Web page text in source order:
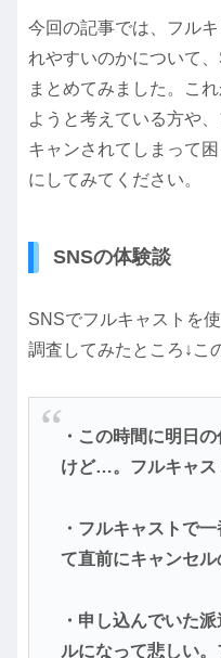
今回の記事では、フル
れやすいのかについて
まとめてみました。こ
ようと考えている方や
キャンされてしまって
にしてみてください。
SNSの体験談
SNSでフルキャストを
調査してみたところ↓こ
・この時間に明日
けど…。フルキャス
・フルキャストで
て直前にキャンセル
・申し込んでいた
ルになって悲しい